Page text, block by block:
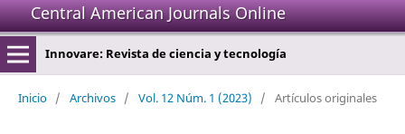
Central American Journals Online
Innovare: Revista de ciencia y tecnología
Inicio / Archivos / Vol. 12 Núm. 1 (2023) / Artículos originales